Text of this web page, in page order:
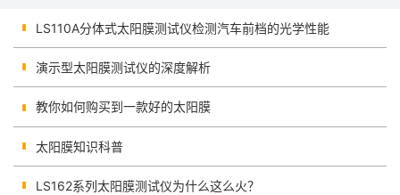
LS110A分体式太阳膜测试仪检测汽车前档的光学性能
演示型太阳膜测试仪的深度解析
教你如何购买到一款好的太阳膜
太阳膜知识科普
LS162系列太阳膜测试仪为什么这么火？